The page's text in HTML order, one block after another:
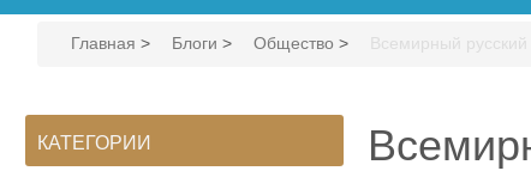
Главная > Блоги > Общество > Всемирный
КАТЕГОРИИ